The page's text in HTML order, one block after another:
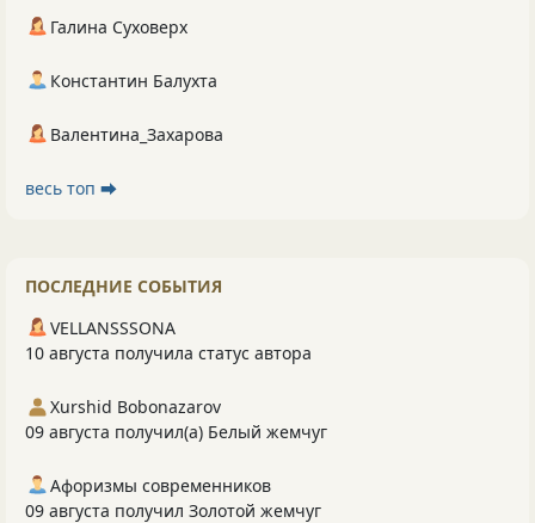
Галина Суховерх
Константин Балухта
Валентина_Захарова
весь топ ⮕
ПОСЛЕДНИЕ СОБЫТИЯ
VELLANSSSONA
10 августа получила статус автора
Xurshid Bobonazarov
09 августа получил(а) Белый жемчуг
Афоризмы современников
09 августа получил Золотой жемчуг